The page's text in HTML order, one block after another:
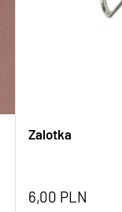
Zalotka
6,00 PLN